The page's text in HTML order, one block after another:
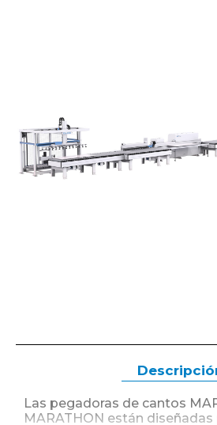
Las pegadoras de cantos
MARATHON están diseñadas